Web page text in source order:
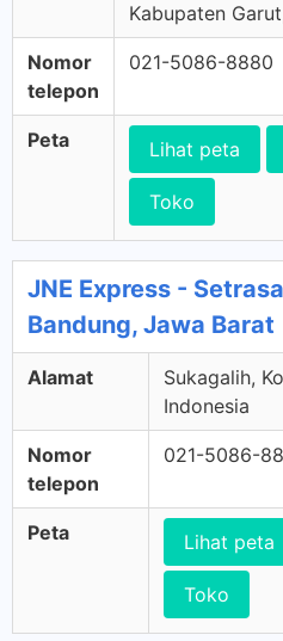
Kabupaten
Nomor
telepon
021-5086-8880
Peta Lihat peta
Toko
JNE Express -
Bandung, Jawa Barat
Alamat
Sukagalih,
Indonesia
Nomor
telepon
021-5086-
Peta Lihat peta
Toko